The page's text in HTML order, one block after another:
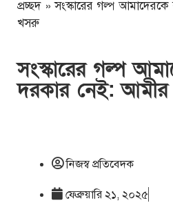
প্রচ্ছদ »সংস্কারের গল্প
খসরু
সংস্কারের গল্প
দরকার নেই:
নিজস্ব প্রতিবেদক
ফেব্রুয়ারি ২১, ২০২৫